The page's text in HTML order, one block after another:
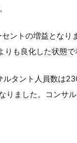
ントの増益とな
も良化した状態で
タント人員数は
りました。コンサ